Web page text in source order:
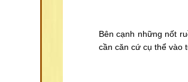
Bên cạnh những nốt
cần căn cứ cụ thể vào